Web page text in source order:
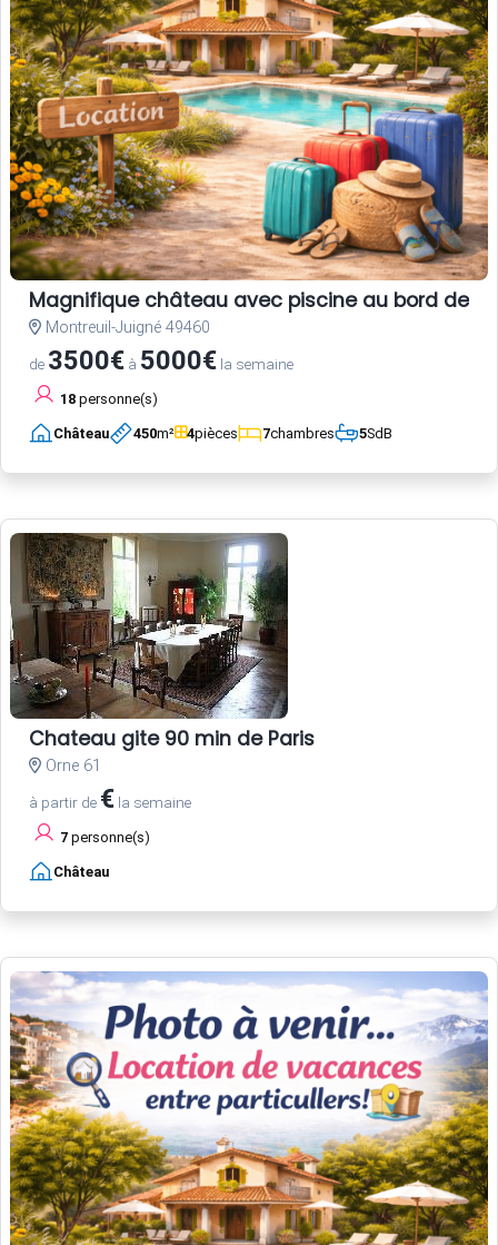
Magnifique château avec piscine au bord de la
Montreuil-Juigné 49460
de 3500€ à 5000€ la semaine
18 personne(s)
Château 450m² 4pièces 7chambres 5SdB
Chateau gite 90 min de Paris
Orne 61
à partir de € la semaine
7 personne(s)
Château